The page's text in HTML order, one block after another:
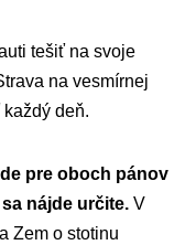
tešiť na svoje
na vesmírnej
deň.
pre oboch pánov
nájde určite. V
Zem o stotinu